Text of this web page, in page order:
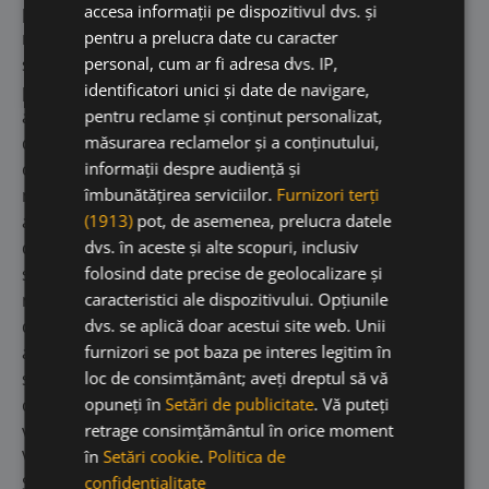
pătrund în sol până la o adâncime de peste patru
metri, permițând plantei accesul la apă pentru
satisfacerea nevoilor sale. Toți strugurii Valdespino
provin de la pago Macharnudo Alto care se află la
aproximativ 5 kilometri nord-est de Jerez, în inima
districtului, în zona privilegiată Jerez Superior,
orientată sud-vest. Valdespino este una dintre cele
mai vechi bodegi din regiunea Sherry, iar primele sale
activități comerciale pot fi găsite în cărți care datează
din anul 1430. În 1875 firma a fost transformată într-o
societate cu răspundere limitată, rămânând în
mâinile familiei până în 1999, când a fost achiziționată
de către grupul José Estévez. Valdespino reprezintă
armonia perfectă între producția artizanală de Sherry
și cele mai moderne și sensibile progrese tehnice,
cele mai clare exemple fiind vinurile lor single
vineyard. Datorită istoriei sale lungi de calitate,
Valdespino este un reper internațional în învechirea
Sherry, care se caracterizează prin utilizarea
accesa informații pe dispozitivul dvs. și
pentru a prelucra date cu caracter
personal, cum ar fi adresa dvs. IP,
identificatori unici și date de navigare,
pentru reclame și conținut personalizat,
măsurarea reclamelor și a conținutului,
informații despre audiență și
îmbunătățirea serviciilor. Furnizori terți
(1913)pot, de asemenea, prelucra datele
dvs. în aceste și alte scopuri, inclusiv
folosind date precise de geolocalizare și
caracteristici ale dispozitivului. Opțiunile
dvs. se aplică doar acestui site web. Unii
furnizori se pot baza pe interes legitim în
loc de consimțământ; aveți dreptul să vă
opuneți în Setări de publicitate. Vă puteți
retrage consimțământul în orice moment
în Setări cookie. Politica de
confidențialitate